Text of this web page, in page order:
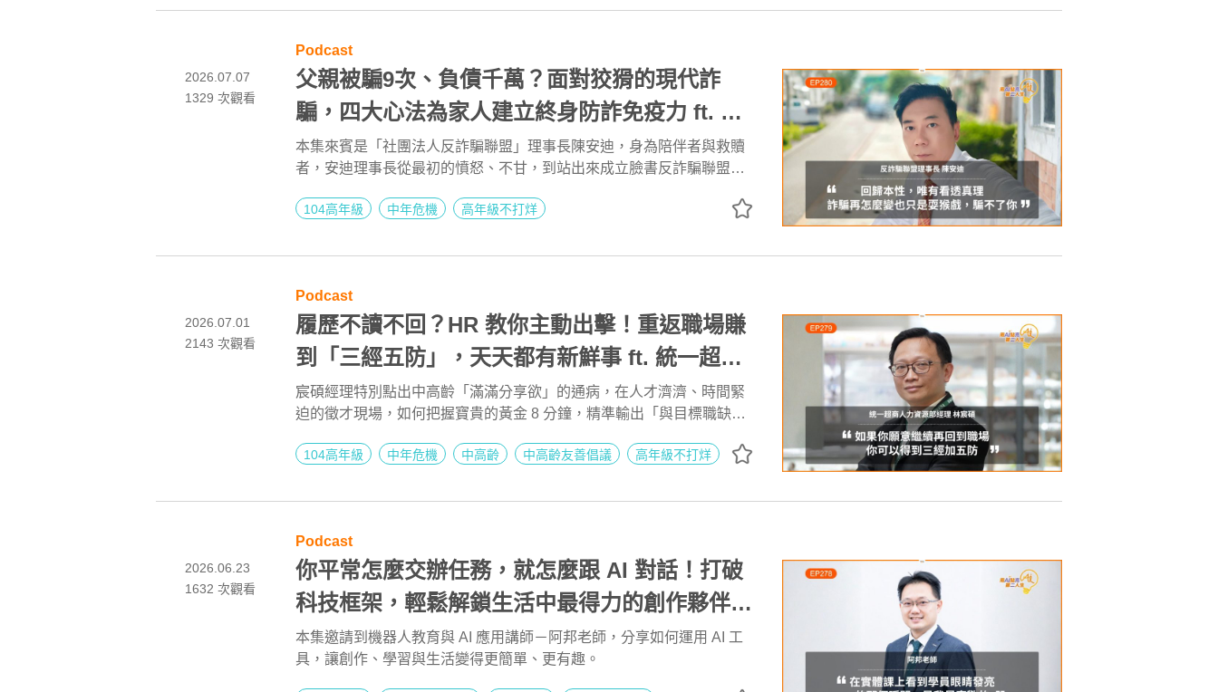
2026.07.07
1329 次觀看
Podcast
父親被騙9次、負債千萬？面對狡猾的現代詐
騙，四大心法為家人建立終身防詐免疫力 ft. 反
詐騙聯盟理事長 陳安迪 | 高年級不打烊 x 用 AI
點亮第二人生 EP280
本集來賓是「社團法人反詐騙聯盟」理事長陳安迪，身為陪伴者與救贖
者，安迪理事長從最初的憤怒、不甘，到站出來成立臉書反詐騙聯盟社
現象。
104高年級 中年危機 高年級不打烊
2026.07.01
2143 次觀看
Podcast
履歷不讀不回？HR 教你主動出擊！重返職場賺
到「三經五防」，天天都有新鮮事 ft. 統一超商
人力資源部經理 林宸碩 | 高年級不打烊 x 用 AI
點亮第二人生 EP279
宸碩經理特別點出中高齡「滿滿分享欲」的通病，在人才濟濟、時間緊
迫的徵才現場，如何把握寶貴的黃金 8 分鐘，精準輸出「與目標職缺高
練習的基本功。
104高年級 中年危機 中高齡 中高齡友善倡議 高年級不打烊
2026.06.23
1632 次觀看
Podcast
你平常怎麼交辦任務，就怎麼跟 AI 對話！打破
科技框架，輕鬆解鎖生活中最得力的創作夥伴
ft.阿邦老師 | 高年級不打烊 x 用 AI 點亮第二人
生 EP278
本集邀請到機器人教育與 AI 應用講師－阿邦老師，分享如何運用 AI 工
具，讓創作、學習與生活變得更簡單、更有趣。